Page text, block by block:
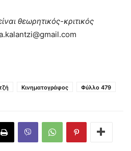
θεωρητικός-κριτικός
Κινηματογράφος Φύλλο 479